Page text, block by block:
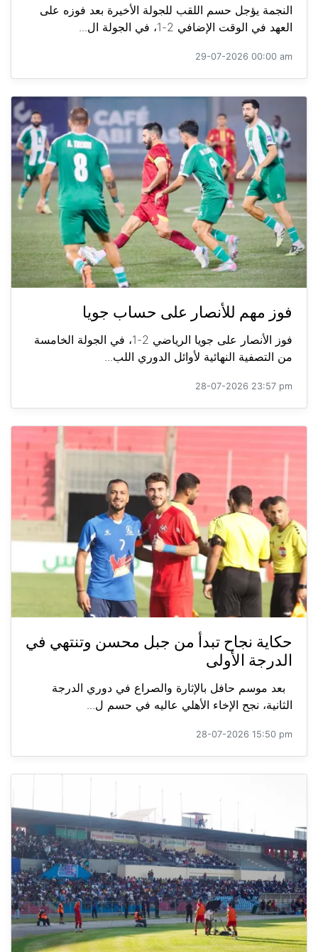
النجمة يؤجل حسم اللقب للجولة الأخيرة بعد فوزه على
العهد في الوقت الإضافي 2-1، في الجولة ال...
29-07-2026 00:00 am
فوز مهم للأنصار على حساب جويا
فوز الأنصار على جويا الرياضي 2-1، في الجولة الخامسة
من التصفية النهائية لأوائل الدوري اللب...
28-07-2026 23:57 pm
حكاية نجاح تبدأ من جبل محسن وتنتهي في
الدرجة الأولى
بعد موسم حافل بالإثارة والصراع في دوري الدرجة
الثانية، نجح الإخاء الأهلي عاليه في حسم ل...
28-07-2026 15:50 pm